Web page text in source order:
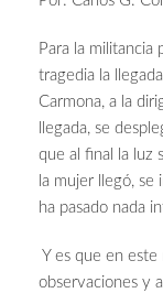
Para la militancia
tragedia la
Carmona, a la
llegada, se
que al final la luz
la mujer llegó, se
ha pasado nada
Y es que en este
observaciones y